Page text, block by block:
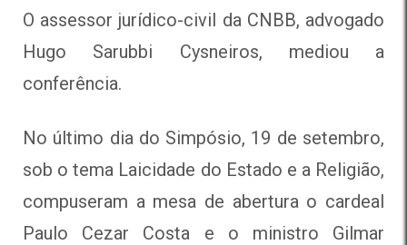
O assessor jurídico-civil da CNBB, advogado
Hugo Sarubbi Cysneiros, mediou a
conferência.
No último dia do Simpósio, 19 de setembro,
sob o tema Laicidade do Estado e a Religião,
compuseram a mesa de abertura o cardeal
Paulo Cezar Costa e o ministro Gilmar